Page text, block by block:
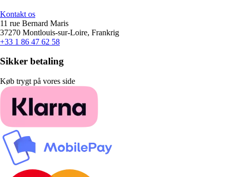
Kontakt os
11 rue Bernard Maris
37270 Montlouis-sur-Loire, Frankrig
+33 1 86 47 62 58
Sikker betaling
Køb trygt på vores side